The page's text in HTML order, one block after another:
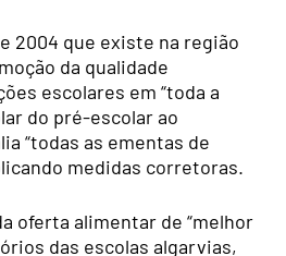
2004 que existe na região
da qualidade
escolares em “toda a
do pré-escolar ao
“todas as ementas de
medidas corretoras.
oferta alimentar de “melhor
das escolas algarvias,